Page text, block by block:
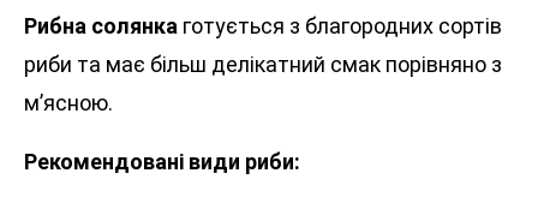
Рибна солянка готується з благородних сортів
риби та має більш делікатний смак порівняно з
м’ясною.
Рекомендовані види риби: